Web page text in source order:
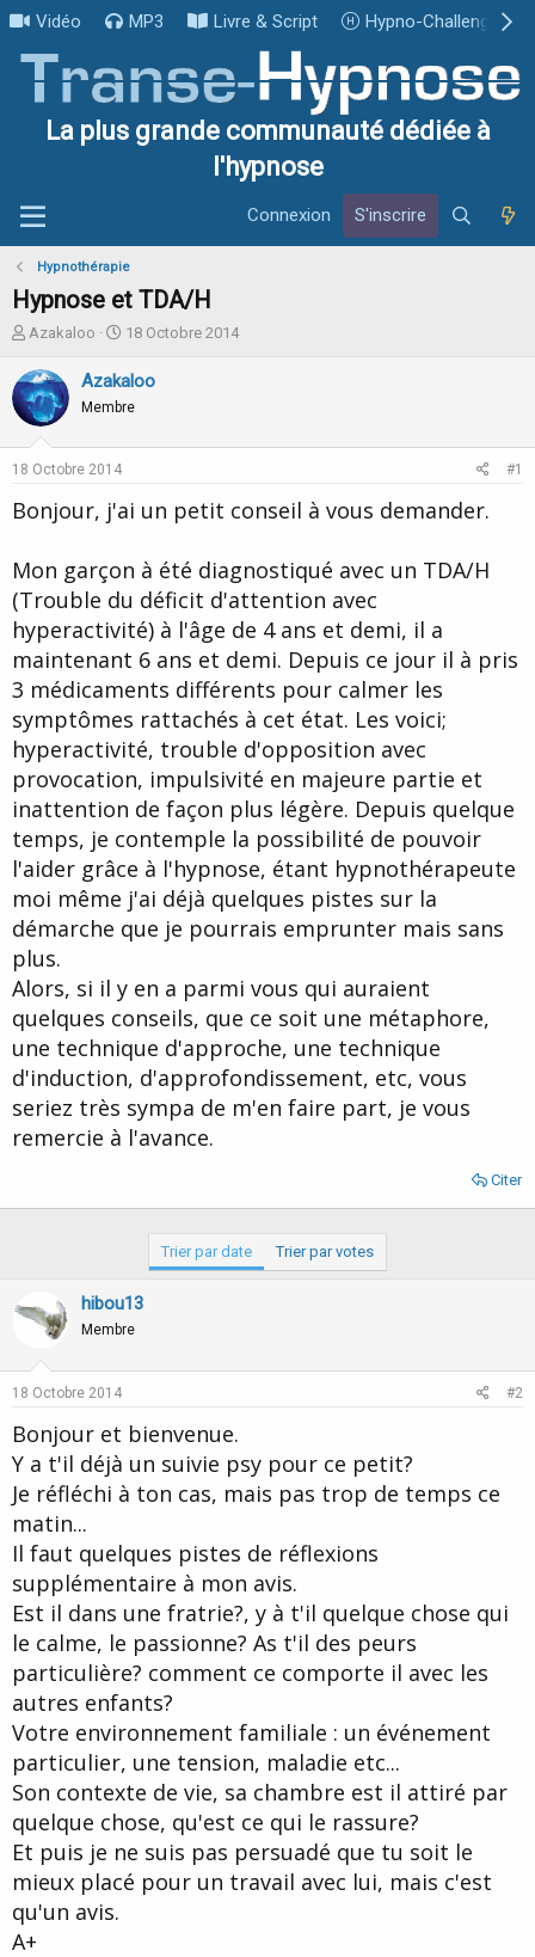
Vidéo MP3 Livre & Script Hypno-Challenge
La plus grande communauté dédiée à
l'hypnose
Connexion S'inscrire
Hypnothérapie
Hypnose et TDA/H
I
i
t
i
u
e
l
d
i
c
u
s
i
o
Azakaloo
D
t
d
b
18 Octobre 2014
Azakaloo
Membre
18 Octobre 2014 #1
Bonjour, j'ai un petit conseil à vous demander.
Mon garçon à été diagnostiqué avec un TDA/H
(Trouble du déficit d'attention avec
hyperactivité) à l'âge de 4 ans et demi, il a
maintenant 6 ans et demi. Depuis ce jour il à pris
3 médicaments différents pour calmer les
symptômes rattachés à cet état. Les voici;
hyperactivité, trouble d'opposition avec
provocation, impulsivité en majeure partie et
inattention de façon plus légère. Depuis quelque
temps, je contemple la possibilité de pouvoir
l'aider grâce à l'hypnose, étant hypnothérapeute
moi même j'ai déjà quelques pistes sur la
démarche que je pourrais emprunter mais sans
plus.
Alors, si il y en a parmi vous qui auraient
quelques conseils, que ce soit une métaphore,
une technique d'approche, une technique
d'induction, d'approfondissement, etc, vous
seriez très sympa de m'en faire part, je vous
remercie à l'avance.
Citer
Trier par date Trier par votes
hibou13
Membre
18 Octobre 2014 #2
Bonjour et bienvenue.
Y a t'il déjà un suivie psy pour ce petit?
Je réfléchi à ton cas, mais pas trop de temps ce
matin...
Il faut quelques pistes de réflexions
supplémentaire à mon avis.
Est il dans une fratrie?, y à t'il quelque chose qui
le calme, le passionne? As t'il des peurs
particulière? comment ce comporte il avec les
autres enfants?
Votre environnement familiale : un événement
particulier, une tension, maladie etc...
Son contexte de vie, sa chambre est il attiré par
quelque chose, qu'est ce qui le rassure?
Et puis je ne suis pas persuadé que tu soit le
mieux placé pour un travail avec lui, mais c'est
qu'un avis.
A+